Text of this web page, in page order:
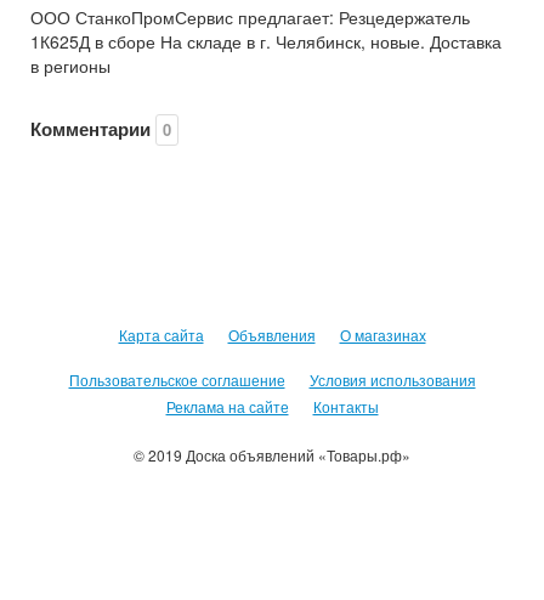
ООО СтанкоПромСервис предлагает: Резцедержатель
1К625Д в сборе На складе в г. Челябинск, новые. Доставка
в регионы
Комментарии 0
Карта сайта Объявления О магазинах
Пользовательское соглашение
Условия использования
Реклама на сайте
Контакты
© 2019 Доска объявлений «Товары.рф»